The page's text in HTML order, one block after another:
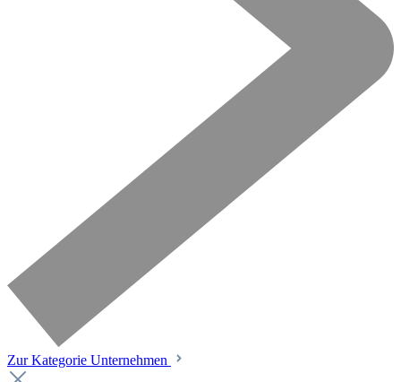
Zur Kategorie Unternehmen